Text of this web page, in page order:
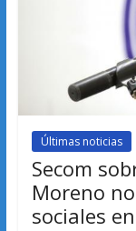
Últimas noticias
Secom
Moreno
sociales